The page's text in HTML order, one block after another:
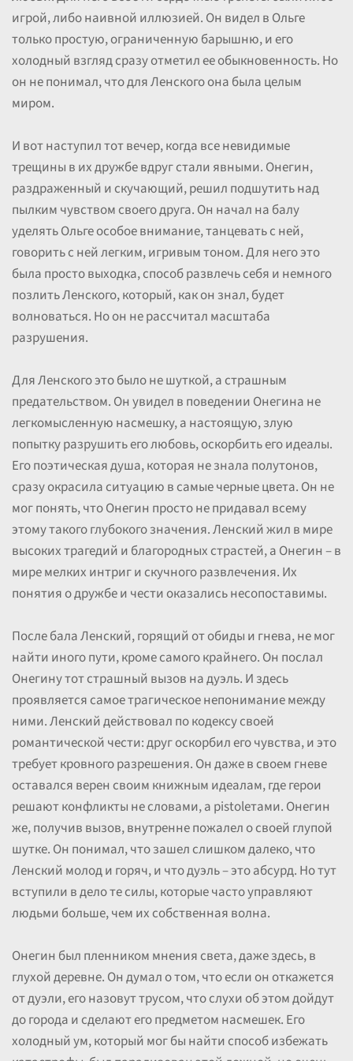
игрой, либо наивной иллюзией. Он видел в Ольге
только простую, ограниченную барышню, и его
холодный взгляд сразу отметил ее обыкновенность. Но
он не понимал, что для Ленского она была целым
миром.
И вот наступил тот вечер, когда все невидимые
трещины в их дружбе вдруг стали явными. Онегин,
раздраженный и скучающий, решил подшутить над
пылким чувством своего друга. Он начал на балу
уделять Ольге особое внимание, танцевать с ней,
говорить с ней легким, игривым тоном. Для него это
была просто выходка, способ развлечь себя и немного
позлить Ленского, который, как он знал, будет
волноваться. Но он не рассчитал масштаба
разрушения.
Для Ленского это было не шуткой, а страшным
предательством. Он увидел в поведении Онегина не
легкомысленную насмешку, а настоящую, злую
попытку разрушить его любовь, оскорбить его идеалы.
Его поэтическая душа, которая не знала полутонов,
сразу окрасила ситуацию в самые черные цвета. Он не
мог понять, что Онегин просто не придавал всему
этому такого глубокого значения. Ленский жил в мире
высоких трагедий и благородных страстей, а Онегин – в
мире мелких интриг и скучного развлечения. Их
понятия о дружбе и чести оказались несопоставимы.
После бала Ленский, горящий от обиды и гнева, не мог
найти иного пути, кроме самого крайнего. Он послал
Онегину тот страшный вызов на дуэль. И здесь
проявляется самое трагическое непонимание между
ними. Ленский действовал по кодексу своей
романтической чести: друг оскорбил его чувства, и это
требует кровного разрешения. Он даже в своем гневе
оставался верен своим книжным идеалам, где герои
решают конфликты не словами, а pistolетами. Онегин
же, получив вызов, внутренне пожалел о своей глупой
шутке. Он понимал, что зашел слишком далеко, что
Ленский молод и горяч, и что дуэль – это абсурд. Но тут
вступили в дело те силы, которые часто управляют
людьми больше, чем их собственная волна.
Онегин был пленником мнения света, даже здесь, в
глухой деревне. Он думал о том, что если он откажется
от дуэли, его назовут трусом, что слухи об этом дойдут
до города и сделают его предметом насмешек. Его
холодный ум, который мог бы найти способ избежать